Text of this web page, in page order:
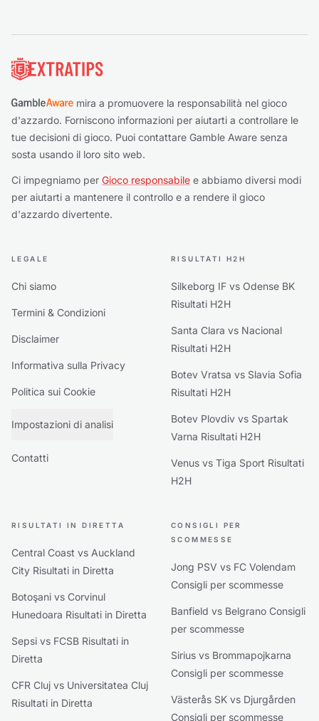
mira a promuovere la responsabilità nel gioco
d'azzardo. Forniscono informazioni per aiutarti a controllare le
tue decisioni di gioco. Puoi contattare Gamble Aware senza
sosta usando il loro sito web.
Ci impegniamo per Gioco responsabile e abbiamo diversi modi
per aiutarti a mantenere il controllo e a rendere il gioco
d'azzardo divertente.
LEGALE
Chi siamo
Termini & Condizioni
Disclaimer
Informativa sulla Privacy
Politica sui Cookie
Impostazioni di analisi
Contatti
RISULTATI H2H
Silkeborg IF vs Odense BK
Risultati H2H
Santa Clara vs Nacional
Risultati H2H
Botev Vratsa vs Slavia Sofia
Risultati H2H
Botev Plovdiv vs Spartak
Varna Risultati H2H
Venus vs Tiga Sport Risultati
H2H
RISULTATI IN DIRETTA
Central Coast vs Auckland
City Risultati in Diretta
Botoşani vs Corvinul
Hunedoara Risultati in Diretta
Sepsi vs FCSB Risultati in
Diretta
CFR Cluj vs Universitatea Cluj
Risultati in Diretta
CONSIGLI PER
SCOMMESSE
Jong PSV vs FC Volendam
Consigli per scommesse
Banfield vs Belgrano Consigli
per scommesse
Sirius vs Brommapojkarna
Consigli per scommesse
Västerås SK vs Djurgården
Consigli per scommesse